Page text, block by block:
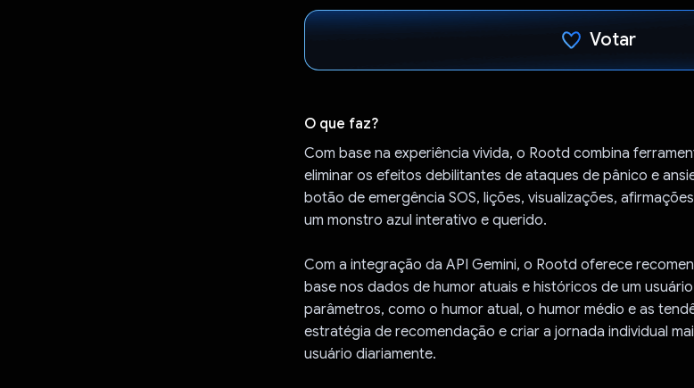
Votar
O que faz?
Com base na experiência vivida, o Rootd combina
eliminar os efeitos debilitantes de ataques de pânico e
botão de emergência SOS, lições, visualizações,
um monstro azul interativo e querido.
Com a integração da API Gemini, o Rootd oferece
base nos dados de humor atuais e históricos de um
parâmetros, como o humor atual, o humor médio e as
estratégia de recomendação e criar a jornada individual
usuário diariamente.